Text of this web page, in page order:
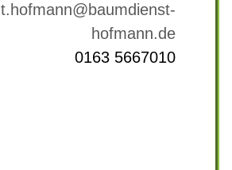
t.hofmann@baumdienst-
hofmann.de
0163 5667010